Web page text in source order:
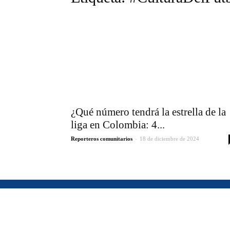
¿Qué número tendrá la estrella de la
liga en Colombia: 4...
Reporteros comunitarios - 18 de diciembre de 2024